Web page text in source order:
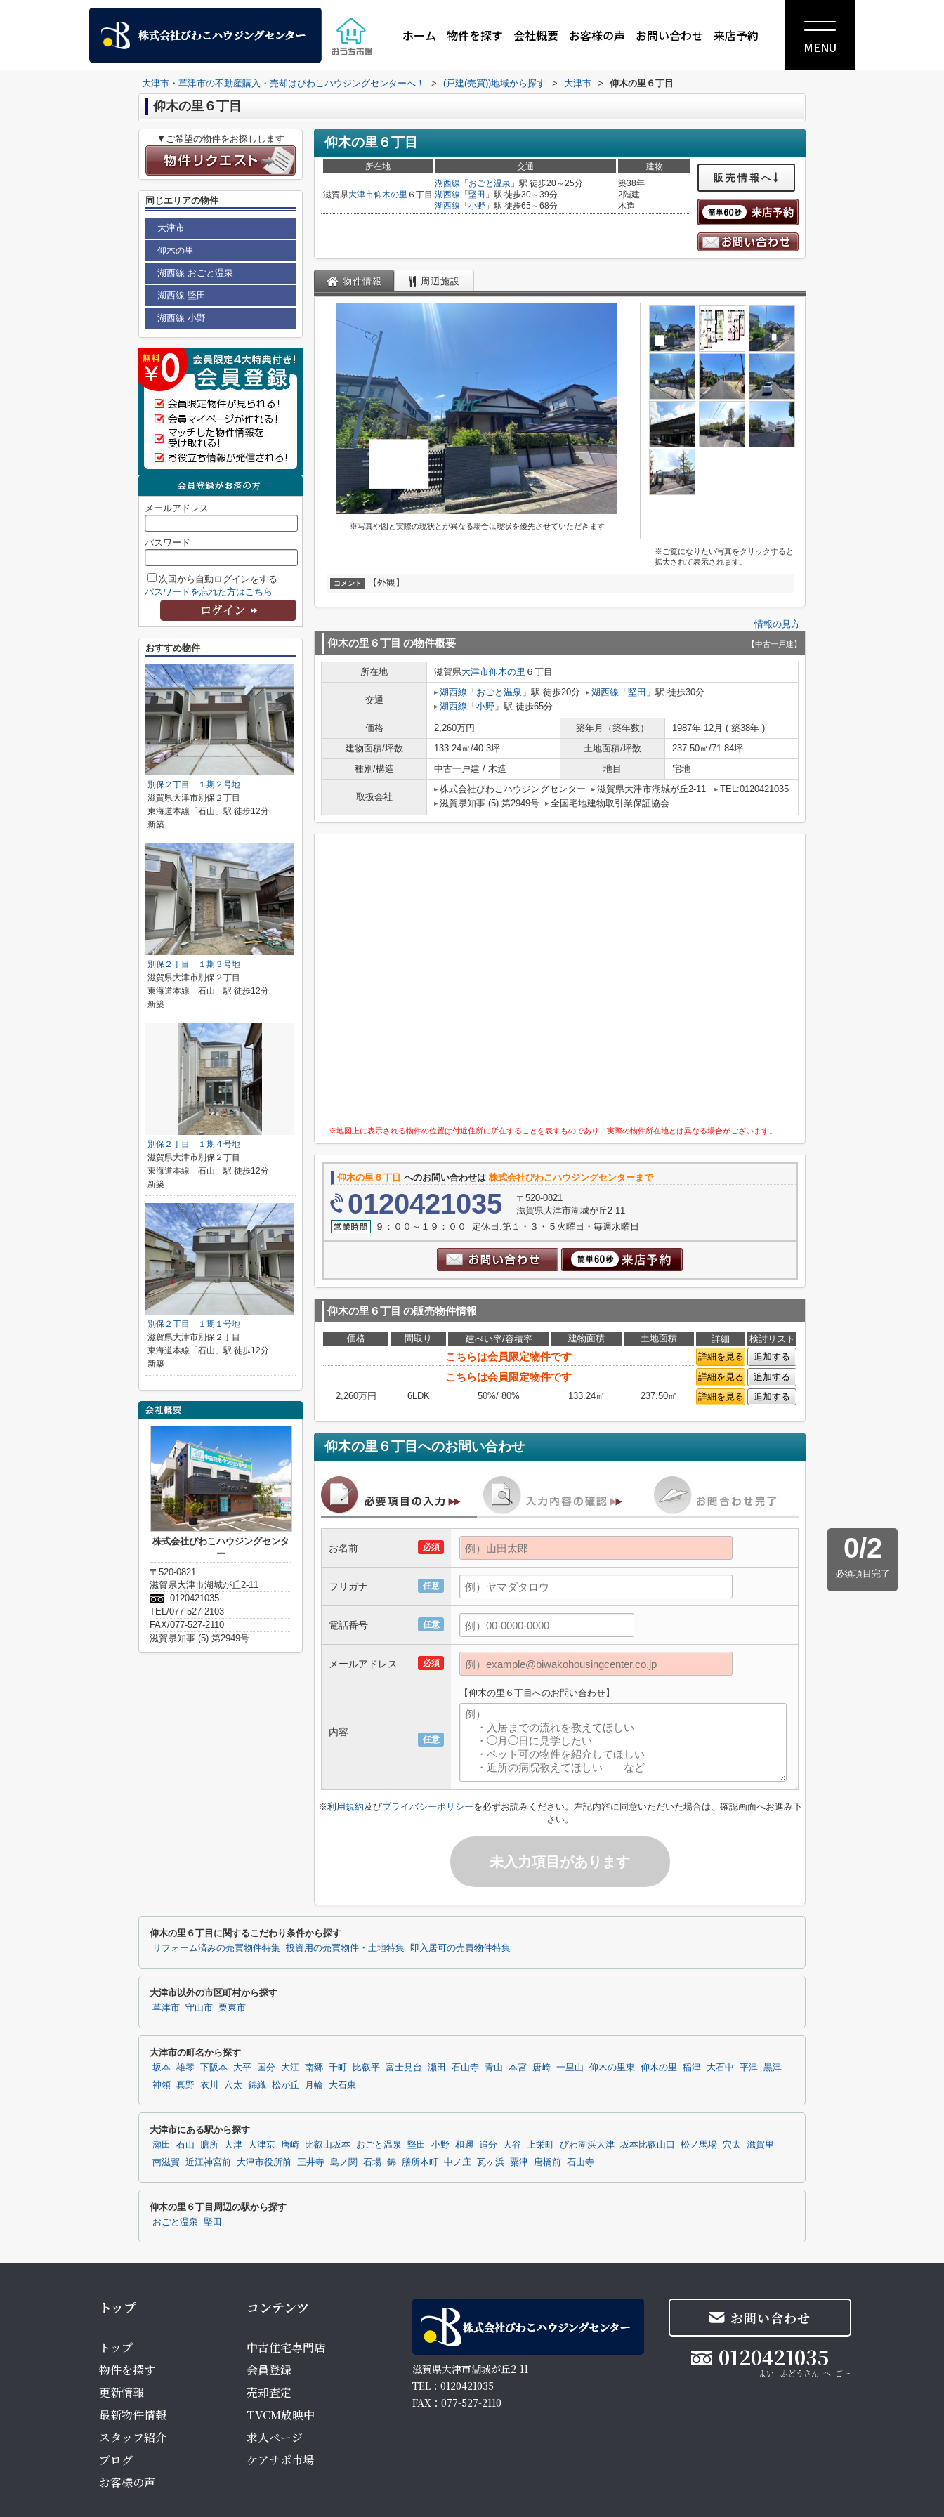
ホーム 物件を探す 会社概要 お客様の声 お問い合わせ 来店予約
MENU
大津市・草津市の不動産購入・売却はびわこハウジングセンターへ！ > (戸建(売買))地域から探す > 大津市 > 仰木の里６丁目
仰木の里６丁目
仰木の里６丁目
所在地 交通 建物
滋賀県大津市仰木の里 ６丁目
湖西線 「 おごと温泉 」駅 徒歩20～25分
湖西線 「 堅田 」駅 徒歩30～39分
湖西線 「 小野 」駅 徒歩65～68分
築38年
2階建
木造
販売情報へ
物件情報 周辺施設
※写真や図と実際の現状とが異なる場合は現状を優先させていただきます
※ご覧になりたい写真をクリックすると
拡大されて表示されます。
コメント 【外観】
情報の見方
仰木の里６丁目 の物件概要 【中古一戸建】
所在地 滋賀県大津市仰木の里 ６丁目
交通
湖西線 「 おごと温泉 」駅 徒歩20分 湖西線 「 堅田 」駅 徒歩30分
湖西線 「 小野 」駅 徒歩65分
価格 2,260万円 築年月（築年数）
1987年 12月 ( 築38年 )
建物面積/坪数
133.24㎡/40.3坪 土地面積/坪数
237.50㎡/71.84坪
種別/構造
中古一戸建 / 木造 地目 宅地
取扱会社
株式会社びわこハウジングセンター 滋賀県大津市湖城が丘2-11
TEL:0120421035
滋賀県知事 (5) 第2949号
全国宅地建物取引業保証協会
※地図上に表示される物件の位置は付近住所に所在することを表すものであり、実際の物件所在地とは異なる場合がございます。
仰木の里６丁目 へのお問い合わせは 株式会社びわこハウジングセンターまで
0120421035
〒520-0821
滋賀県大津市湖城が丘2-11
９：００～１９：００ 定休日:第１・３・５火曜日・毎週水曜日
仰木の里６丁目 の販売物件情報
価格 間取り 建ぺい率/容積率 建物面積 土地面積 詳細 検討リスト
こちらは会員限定物件です 詳細を見る 追加する
こちらは会員限定物件です 詳細を見る
追加する
2,260万円
6LDK 50%/ 80% 133.24㎡ 237.50㎡ 詳細を見る 追加する
仰木の里６丁目 へのお問い合わせ
0/2
必須項目完了
必須
お名前
任意
フリガナ
任意
電話番号
必須
メールアドレス
任意
内容
【仰木の里６丁目へのお問い合わせ】
※利用規約及びプライバシーポリシーを必ずお読みください。左記内容に同意いただいた場合は、確認画面へお進み下
さい。
未入力項目があります
▼ご希望の物件をお探しします
同じエリアの物件
大津市
仰木の里
湖西線 おごと温泉
湖西線 堅田
湖西線 小野
メールアドレス
パスワード
次回から自動ログインをする
パスワードを忘れた方はこちら
おすすめ物件
別保２丁目 １期２号地
滋賀県大津市別保２丁目
東海道本線「石山」駅 徒歩12分
新築
別保２丁目 １期３号地
滋賀県大津市別保２丁目
東海道本線「石山」駅 徒歩12分
新築
別保２丁目 １期４号地
滋賀県大津市別保２丁目
東海道本線「石山」駅 徒歩12分
新築
別保２丁目 １期１号地
滋賀県大津市別保２丁目
東海道本線「石山」駅 徒歩12分
新築
株式会社びわこハウジングセンタ
ー
〒520-0821
滋賀県大津市湖城が丘2-11
0120421035
TEL/077-527-2103
FAX/077-527-2110
滋賀県知事 (5) 第2949号
仰木の里６丁目に関するこだわり条件から探す
リフォーム済みの売買物件特集 投資用の売買物件・土地特集 即入居可の売買物件特集
大津市以外の市区町村から探す
草津市 守山市 栗東市
大津市の町名から探す
坂本 雄琴 下阪本 大平 国分 大江 南郷 千町 比叡平 富士見台 瀬田 石山寺 青山 本宮 唐崎 一里山 仰木の里東 仰木の里 稲津 大石中 平津 黒津
神領
真野 衣川 穴太 錦織 松が丘 月輪 大石東
大津市にある駅から探す
瀬田 石山 膳所 大津 大津京 唐崎 比叡山坂本 おごと温泉 堅田 小野 和邇 追分 大谷 上栄町 びわ湖浜大津 坂本比叡山口 松ノ馬場 穴太 滋賀里
南滋賀 近江神宮前 大津市役所前 三井寺 島ノ関 石場 錦 膳所本町 中ノ庄 瓦ヶ浜 粟津 唐橋前 石山寺
仰木の里６丁目周辺の駅から探す
おごと温泉 堅田
トップ
トップ
物件を探す
更新情報
最新物件情報
スタッフ紹介
ブログ
お客様の声
コンテンツ
中古住宅専門店
会員登録
売却査定
TVCM放映中
求人ページ
ケアサポ市場
滋賀県大津市湖城が丘2-11
TEL：0120421035
FAX：077-527-2110
お問い合わせ
0120421035